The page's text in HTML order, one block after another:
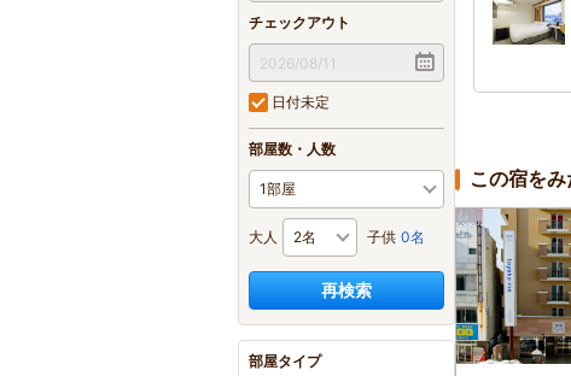
チェックアウト
日付未定
部屋数・人数
大人 子供 0名
再検索
部屋タイプ
この宿を